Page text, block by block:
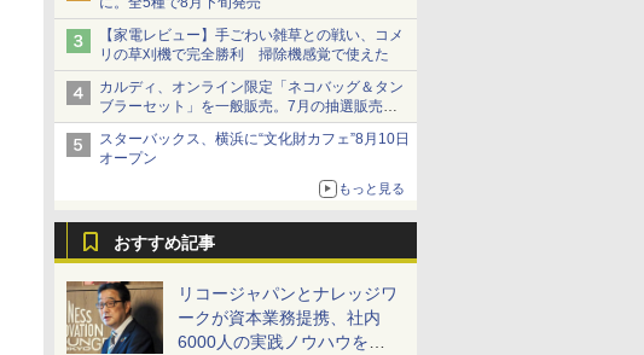
【家電レビュー】手ごわい雑草との戦い、コメ
リの草刈機で完全勝利 掃除機感覚で使えた
カルディ、オンライン限定「ネコバッグ＆タン
ブラーセット」を一般販売。7月の抽選販売の
当選無効分
スターバックス、横浜に“文化財カフェ”8月10日
オープン
もっと見る
おすすめ記事
リコージャパンとナレッジワ
ークが資本業務提携、社内
6000人の実践ノウハウを生